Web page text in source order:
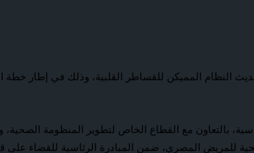
النظام المميكن للقساطر القلبية، وذلك في إطار خطة
بالتعاون مع القطاع الخاص لتطوير المنظومة الصحية،